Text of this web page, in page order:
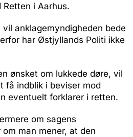
i Aarhus.
anklagemyndigheden bede
har Østjyllands Politi ikke
ønsket om lukkede døre, vil
indblik i beviser mod
eventuelt forklarer i retten.
om sagens
man mener, at den